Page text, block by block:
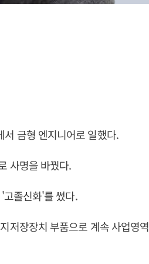
금형 엔지니어로 일했다.
사명을 바꿨다.
고졸신화'를 썼다.
저장장치 부품으로 계속 사업영